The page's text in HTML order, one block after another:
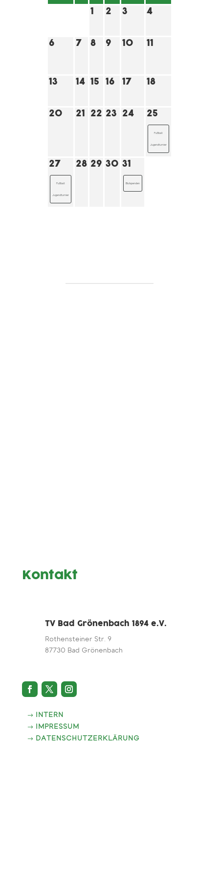
1 2 3 4
6 7 8 9 10 11
13 14 15 16 17 18
20 21 22 23 24 25
Fußball:
Jugendturnier
27
Fußball:
Jugendturnier
28 29 30 31
Blutspenden
Kontakt
TV Bad Grönenbach 1894 e.V.
Rothensteiner Str. 9
87730 Bad Grönenbach
INTERN
IMPRESSUM
DATENSCHUTZERKLÄRUNG